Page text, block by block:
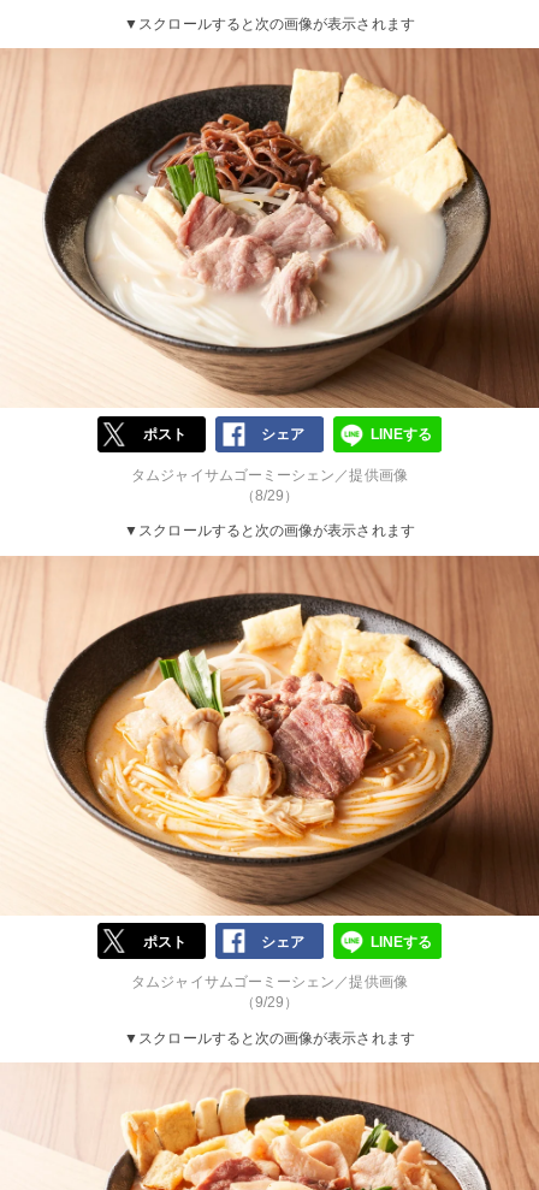
▼スクロールすると次の画像が表示されます
ポスト シェア LINEする
タムジャイサムゴーミーシェン／提供画像
（8/29）
▼スクロールすると次の画像が表示されます
ポスト シェア LINEする
タムジャイサムゴーミーシェン／提供画像
（9/29）
▼スクロールすると次の画像が表示されます